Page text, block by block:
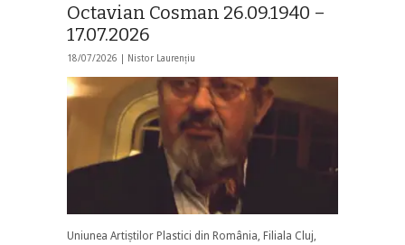
Octavian Cosman 26.09.1940 –
17.07.2026
18/07/2026 | Nistor Laurențiu
Uniunea Artiștilor Plastici din România, Filiala Cluj,